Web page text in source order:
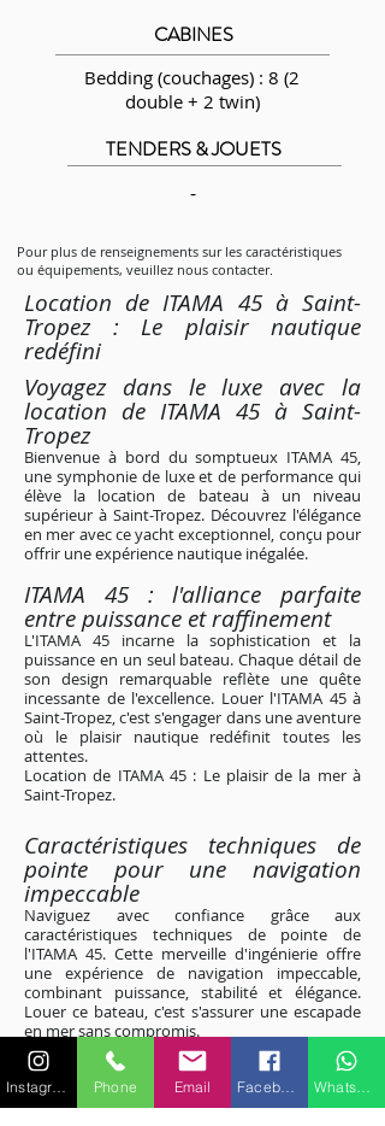
CABINES
Bedding (couchages) : 8 (2
double + 2 twin)
TENDERS & JOUETS
-
Pour plus de renseignements sur les caractéristiques
ou équipements, veuillez nous contacter.
Location de ITAMA 45 à Saint-
Tropez : Le plaisir nautique
redéfini
Voyagez dans le luxe avec la
location de ITAMA 45 à Saint-
Tropez
Bienvenue à bord du somptueux ITAMA 45,
une symphonie de luxe et de performance qui
élève la location de bateau à un niveau
supérieur à Saint-Tropez. Découvrez l'élégance
en mer avec ce yacht exceptionnel, conçu pour
offrir une expérience nautique inégalée.
ITAMA 45 : l'alliance parfaite
entre puissance et raffinement
L'ITAMA 45 incarne la sophistication et la
puissance en un seul bateau. Chaque détail de
son design remarquable reflète une quête
incessante de l'excellence. Louer l'ITAMA 45 à
Saint-Tropez, c'est s'engager dans une aventure
où le plaisir nautique redéfinit toutes les
attentes.
Location de ITAMA 45 : Le plaisir de la mer à
Saint-Tropez.
Caractéristiques techniques de
pointe pour une navigation
impeccable
Naviguez avec confiance grâce aux
caractéristiques techniques de pointe de
l'ITAMA 45. Cette merveille d'ingénierie offre
une expérience de navigation impeccable,
combinant puissance, stabilité et élégance.
Louer ce bateau, c'est s'assurer une escapade
en mer sans compromis.
Découvrez l'excellence technique - Location de
ITAMA 45 à Saint-Tropez.
Excursions personnalisées le long
Phone Email